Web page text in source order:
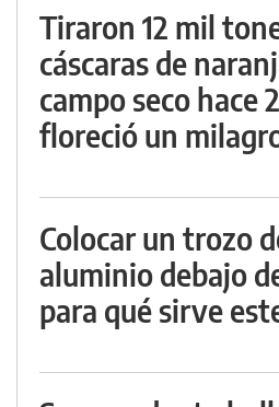
Tiraron 12 mil
cáscaras de
campo seco hace
floreció un
Colocar un trozo
aluminio debajo
para qué sirve